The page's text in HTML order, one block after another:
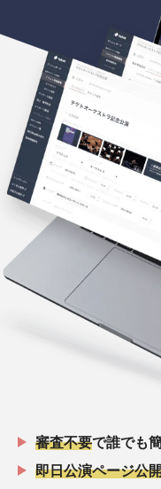
審査不要で誰でも
即日公演ページ公